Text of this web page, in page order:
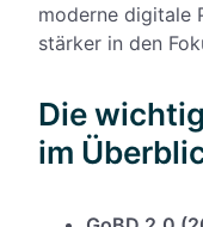
moderne digitale
stärker in den
Die
im